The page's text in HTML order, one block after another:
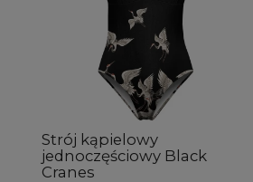
Strój kąpielowy
jednoczęściowy Black
Cranes